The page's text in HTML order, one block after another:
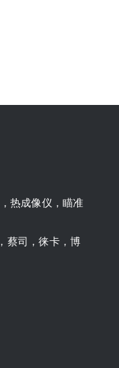
热成像仪，瞄准
蔡司，徕卡，博